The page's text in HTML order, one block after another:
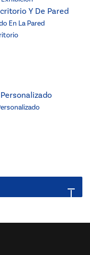
Y De Pared
En La Pared